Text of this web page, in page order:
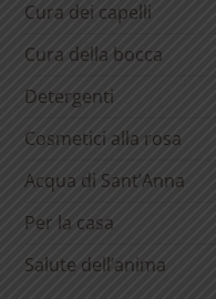
Cura dei capelli
Cura della bocca
Detergenti
Cosmetici alla rosa
Acqua di Sant’Anna
Per la casa
Salute dell’anima